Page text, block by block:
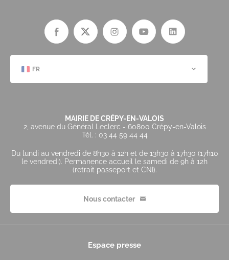
FR
MAIRIE DE CRÉPY-EN-VALOIS
2, avenue du Général Leclerc - 60800 Crépy-en-Valois
Tél. : 03 44 59 44 44
Du lundi au vendredi de 8h30 à 12h et de 13h30 à 17h30 (17h10
le vendredi). Permanence accueil le samedi de 9h à 12h
(retrait passeport et CNI).
Nous contacter
Espace presse